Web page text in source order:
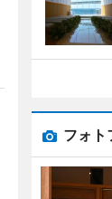
フォト